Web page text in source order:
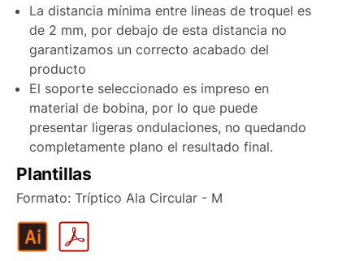
La distancia mínima entre lineas de troquel es
de 2 mm, por debajo de esta distancia no
garantizamos un correcto acabado del
producto
El soporte seleccionado es impreso en
material de bobina, por lo que puede
presentar ligeras ondulaciones, no quedando
completamente plano el resultado final.
Plantillas
Formato: Tríptico Ala Circular - M